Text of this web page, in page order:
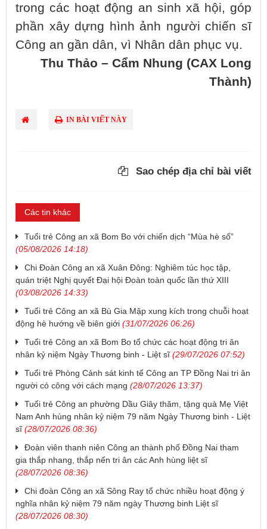
trong các hoạt động an sinh xã hội, góp
phần xây dựng hình ảnh người chiến sĩ
Công an gần dân, vì Nhân dân phục vụ.
Thu Thảo – Cẩm Nhung (CAX Long
Thành)
IN BÀI VIẾT NÀY
Sao chép địa chỉ bài viết
Các tin khác
Tuổi trẻ Công an xã Bom Bo với chiến dịch “Mùa hè số”
(05/08/2026 14:18)
Chi Đoàn Công an xã Xuân Đông: Nghiêm túc học tập,
quán triệt Nghị quyết Đại hội Đoàn toàn quốc lần thứ XIII
(03/08/2026 14:33)
Tuổi trẻ Công an xã Bù Gia Mập xung kích trong chuỗi hoạt
động hè hướng về biên giới (31/07/2026 06:26)
Tuổi trẻ Công an xã Bom Bo tổ chức các hoạt động tri ân
nhân kỷ niệm Ngày Thương binh - Liệt sĩ(29/07/2026 07:52)
Tuổi trẻ Phòng Cảnh sát kinh tế Công an TP Đồng Nai tri ân
người có công với cách mạng (28/07/2026 13:37)
Tuổi trẻ Công an phường Dầu Giây thăm, tặng quà Mẹ Việt
Nam Anh hùng nhân kỷ niệm 79 năm Ngày Thương binh - Liệt
sĩ(28/07/2026 08:36)
Đoàn viên thanh niên Công an thành phố Đồng Nai tham
gia thắp nhang, thắp nến tri ân các Anh hùng liệt sĩ
(28/07/2026 08:36)
Chi đoàn Công an xã Sông Ray tổ chức nhiều hoạt động ý
nghĩa nhân kỷ niệm 79 năm ngày Thương binh Liệt sĩ
(28/07/2026 08:30)